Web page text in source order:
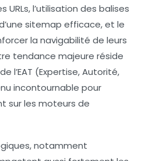
URLs, l’utilisation des balises
sitemap efficace, et le
la navigabilité de leurs
tendance majeure réside
l’EAT (Expertise, Autorité,
incontournable pour
sur les moteurs de
notamment